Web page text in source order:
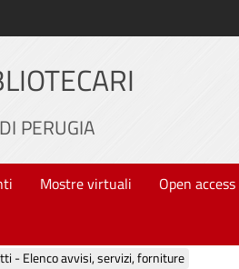
PERUGIA
Mostre virtuali
Open access
- Elenco avvisi, servizi, forniture